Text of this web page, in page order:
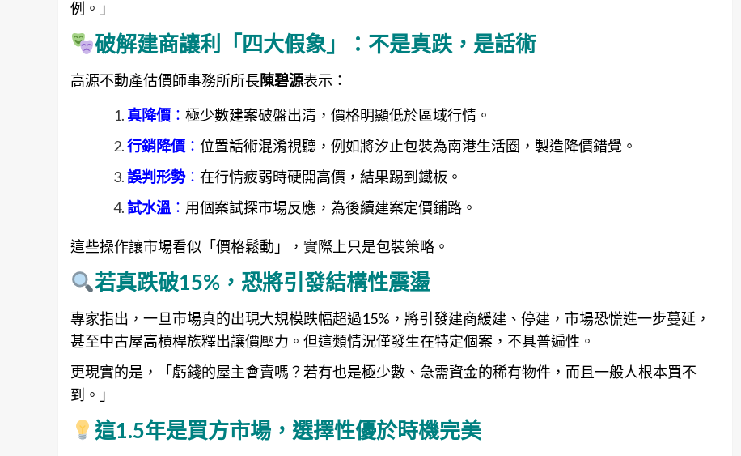
例。」
破解建商讓利「四大假象」：不是真跌，是話術
高源不動產估價師事務所所長陳碧源表示：
真降價 ： 極少數建案破盤出清，價格明顯低於區域行情。
行銷降價 ： 位置話術混淆視聽，例如將汐止包裝為南港生活圈，製造降價錯覺。
誤判形勢： 在行情疲弱時硬開高價，結果踢到鐵板。
試水溫 ： 用個案試探市場反應，為後續建案定價鋪路。
這些操作讓市場看似「價格鬆動」，實際上只是包裝策略。
若真跌破15%，恐將引發結構性震盪
專家指出，一旦市場真的出現大規模跌幅超過15%，將引發建商緩建、停建，市場恐慌進一步蔓延，
甚至中古屋高槓桿族釋出讓價壓力。但這類情況僅發生在特定個案，不具普遍性。
更現實的是，「虧錢的屋主會賣嗎？若有也是極少數、急需資金的稀有物件，而且一般人根本買不
到。」
這1.5年是買方市場，選擇性優於時機完美